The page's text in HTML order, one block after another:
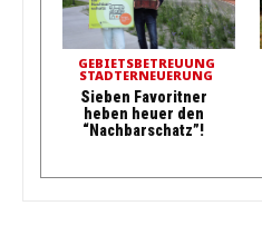
GEBIETSBETREUUNG
STADTERNEUERUNG
Sieben Favoritner
heben heuer den
“Nachbarschatz”!